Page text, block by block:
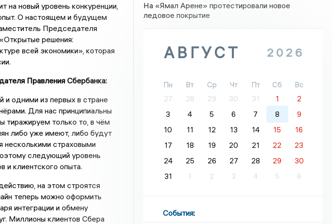
на новый уровень конкуренции,
О настоящем и будущем
Председателя
решения:
всей экономики», которая
Правления Сбербанка:
и одними из первых в стране
Для нас принципиальны
тиражируем только то, в чём
либо уже имеют, либо будут
несколькими страховыми
следующий уровень
и клиентского опыта.
на этом строятся
теперь можно оформить
интеграции и обмену
Миллионы клиентов Сбера
На «Ямал Арене» протестировали новое
ледовое покрытие
АВГУСТ 2026
Пн Вт Ср Чт Пт Сб
Вс
27
28 29 30 31 1
2
3
4 5 6 7 8
9
10
11 12 13 14 15
16
17
18 19 20 21 22
23
24
25 26 27 28 29
30
31
1 2 3 4 5 6
События: